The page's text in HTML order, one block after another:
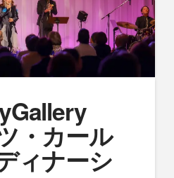
・カール
ィナーシ